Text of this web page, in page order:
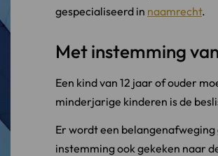
gespecialiseerd in naamrecht.
Met instemming
Een kind van 12 jaar of ouder
minderjarige kinderen is de
Er wordt een
instemming ook gekeken naar